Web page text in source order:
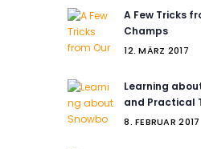
A Few Tricks
Champs
12. MÄRZ 2017
Learning
and Practical
8. FEBRUAR 2017